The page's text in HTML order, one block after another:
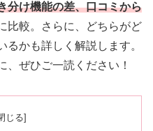
分け機能の差、口コミから
比較。さらに、どちらがど
るかも詳しく解説します。
、ぜひご一読ください！